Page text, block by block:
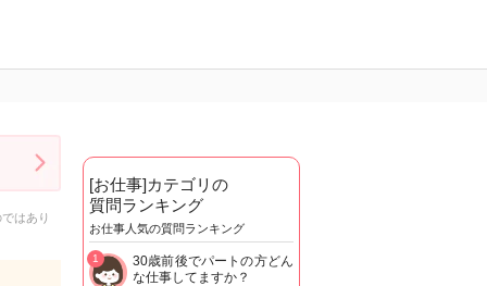
はあり
[お仕事]カテゴリの
質問ランキング
お仕事人気の質問ランキング
30歳前後でパートの方どん
な仕事してますか？
1